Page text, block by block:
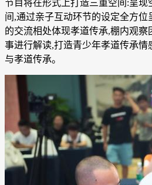
节目将在形式上打造三重空间:呈现
间,通过亲子互动环节的设定全方位
的交流相处体现孝道传承,棚内观
事进行解读,打造青少年孝道传承情
与孝道传承。